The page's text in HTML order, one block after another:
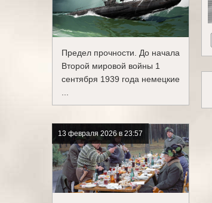
Предел прочности. До начала
Второй мировой войны 1
сентября 1939 года немецкие
13 февраля 2026 в 23:57